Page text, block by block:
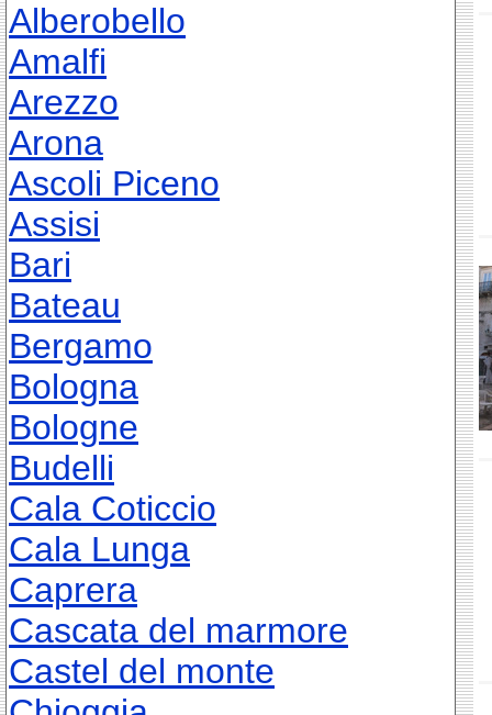
Alberobello
Amalfi
Arezzo
Arona
Ascoli Piceno
Assisi
Bari
Bateau
Bergamo
Bologna
Bologne
Budelli
Cala Coticcio
Cala Lunga
Caprera
Cascata del marmore
Castel del monte